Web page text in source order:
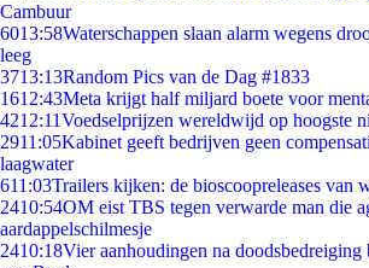
Cambuur
6013:58Waterschappen slaan alarm wegens
leeg
3713:13Random Pics van de Dag #1833
1612:43Meta krijgt half miljard boete voor
4212:11Voedselprijzen wereldwijd op hoogste
2911:05Kabinet geeft bedrijven geen
laagwater
611:03Trailers kijken: de bioscoopreleases van
2410:54OM eist TBS tegen verwarde man die
aardappelschilmesje
2410:18Vier aanhoudingen na doodsbedreiging